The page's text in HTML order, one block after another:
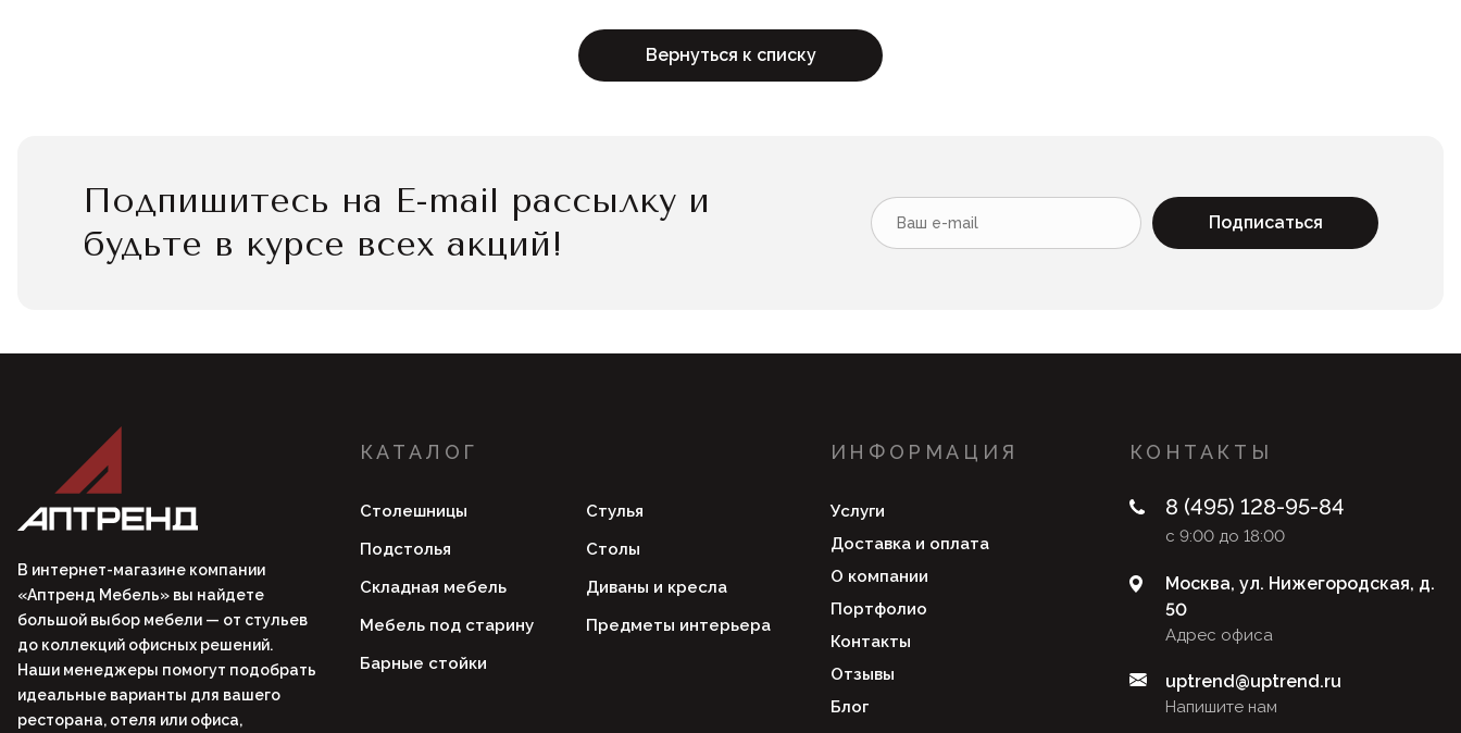
Вернуться к списку
Подпишитесь на E-mail рассылку и
будьте в курсе всех акций!
Подписаться
В интернет-магазине компании
«Аптренд Мебель» вы найдете
большой выбор мебели — от стульев
до коллекций офисных решений.
Наши менеджеры помогут подобрать
идеальные варианты для вашего
ресторана, отеля или офиса,
КАТАЛОГ
Столешницы
Стулья
Подстолья
Столы
Складная мебель
Диваны и кресла
Мебель под старину
Предметы интерьера
Барные стойки
ИНФОРМАЦИЯ
Услуги
Доставка и оплата
О компании
Портфолио
Контакты
Отзывы
Блог
КОНТАКТЫ
8 (495) 128-95-84
с 9:00 до 18:00
Адрес офиса
Москва, ул. Нижегородская, д.
50
Напишите нам
uptrend@uptrend.ru